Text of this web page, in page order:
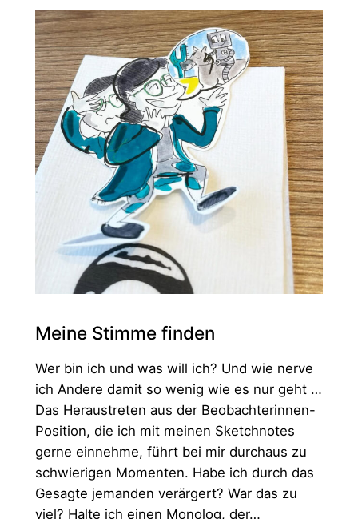
einer
Lesung
Meine Stimme finden
Wer bin ich und was will ich? Und wie nerve
ich Andere damit so wenig wie es nur geht …
Das Heraustreten aus der Beobachterinnen-
Position, die ich mit meinen Sketchnotes
gerne einnehme, führt bei mir durchaus zu
schwierigen Momenten. Habe ich durch das
Gesagte jemanden verärgert? War das zu
viel? Halte ich einen Monolog, der…